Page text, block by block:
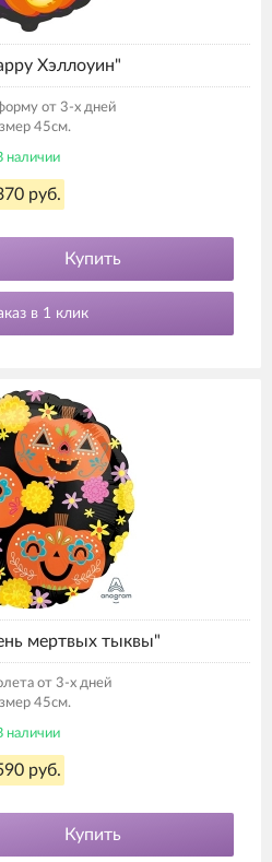
Хэллоуин"
от 3-х дней
45см.
наличии
руб.
Купить
в 1 клик
мертвых тыквы"
от 3-х дней
45см.
наличии
руб.
Купить